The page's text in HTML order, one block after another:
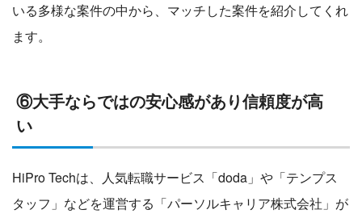
いる多様な案件の中から、マッチした案件を紹介してくれ
ます。
⑥大手ならではの安心感があり信頼度が高
い
HiPro Techは、人気転職サービス「doda」や「テンプス
タッフ」などを運営する「パーソルキャリア株式会社」が